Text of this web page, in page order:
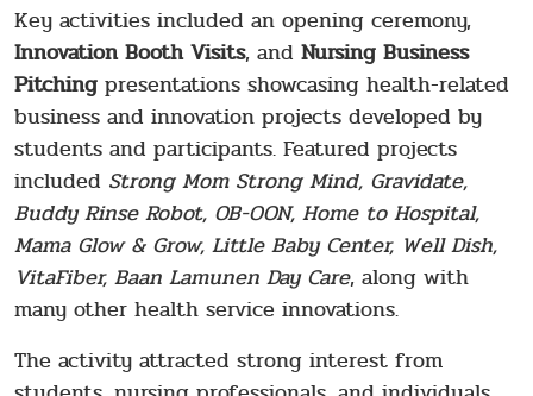
Key activities included an opening ceremony,
Innovation Booth Visits, and Nursing Business
Pitching presentations showcasing health-related
business and innovation projects developed by
students and participants. Featured projects
included Strong Mom Strong Mind, Gravidate,
Buddy Rinse Robot, OB-OON, Home to Hospital,
Mama Glow & Grow, Little Baby Center, Well Dish,
VitaFiber, Baan Lamunen Day Care, along with
many other health service innovations.
The activity attracted strong interest from